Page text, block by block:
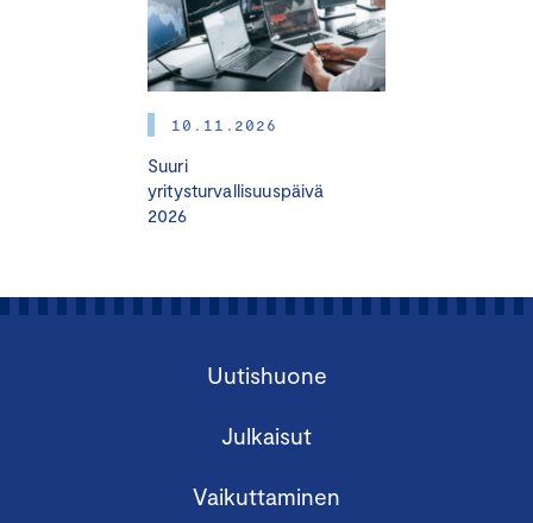
10.11.2026
Suuri
yritysturvallisuuspäivä
2026
Uutishuone
Julkaisut
Vaikuttaminen